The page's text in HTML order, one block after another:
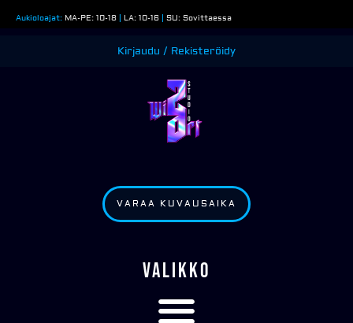
sisältöön
Aukioloajat: MA-PE: 10-18 | LA: 10-16 | SU: Sovittaessa
Kirjaudu / Rekisteröidy
VARAA KUVAUSAIKA
VALIKKO